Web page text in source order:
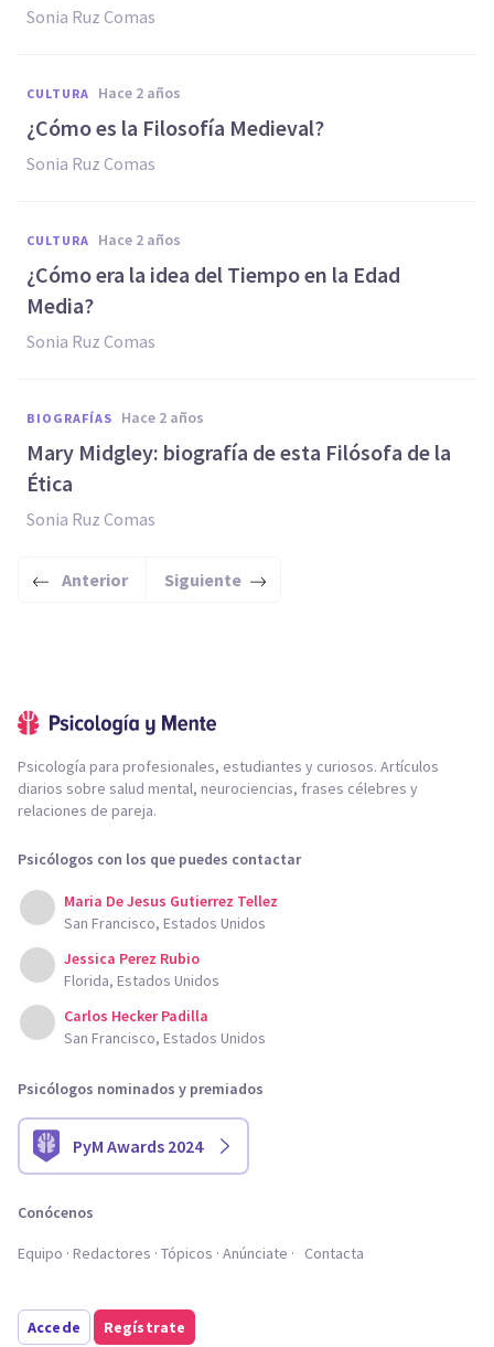
Sonia Ruz Comas
CULTURA hace 2 años
¿Cómo es la Filosofía Medieval?
Sonia Ruz Comas
CULTURA hace 2 años
¿Cómo era la idea del Tiempo en la Edad
Media?
Sonia Ruz Comas
BIOGRAFÍAS hace 2 años
Mary Midgley: biografía de esta Filósofa de la
Ética
Sonia Ruz Comas
Anterior Siguiente
Psicología para profesionales, estudiantes y curiosos. Artículos
diarios sobre salud mental, neurociencias, frases célebres y
relaciones de pareja.
Psicólogos con los que puedes contactar
Maria De Jesus Gutierrez Tellez
San Francisco, Estados Unidos
Jessica Perez Rubio
Florida, Estados Unidos
Carlos Hecker Padilla
San Francisco, Estados Unidos
Psicólogos nominados y premiados
PyM Awards 2024
Conócenos
Equipo Redactores Tópicos Anúnciate Contacta
Accede Regístrate